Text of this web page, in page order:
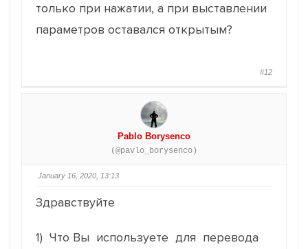
только при нажатии, а при выставлении
параметров оставался открытым?
#12
Pablo Borysenco
(@pavlo_borysenco)
January 16, 2020, 13:13
Здравствуйте
1) Что Вы используете для перевода